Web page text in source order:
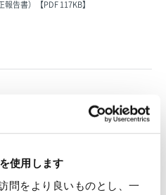
使用します
問をより良いものとし、一
告書）【PDF 117KB】
ニュースリリース